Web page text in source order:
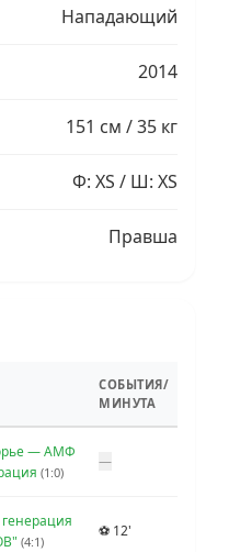
Нападающий
2014
151 см / 35 кг
Ф: XS / Ш: XS
Правша
СОБЫТИЯ/
МИНУТА
— АМФ
(1:0)
—
(4:1)
⚽ 12'